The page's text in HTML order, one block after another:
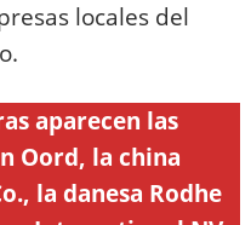
locales del
aparecen las
Oord, la china
la danesa Rodhe